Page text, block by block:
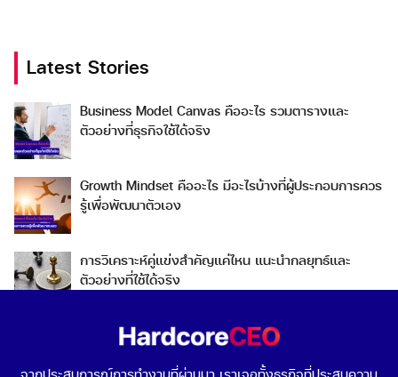
Search
for:
Search
Latest Stories
Business Model Canvas คืออะไร รวมตารางและ
ตัวอย่างที่ธุรกิจใช้ได้จริง
Growth Mindset คืออะไร มีอะไรบ้างที่ผู้ประกอบการควร
รู้เพื่อพัฒนาตัวเอง
การวิเคราะห์คู่แข่งสำคัญแค่ไหน แนะนำกลยุทธ์และ
ตัวอย่างที่ใช้ได้จริง
Go To Market คืออะไร เลือกกลยุทธ์การเข้าสู่ตลาดต่าง